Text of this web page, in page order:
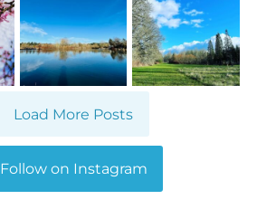
Load More Posts
Follow on Instagram